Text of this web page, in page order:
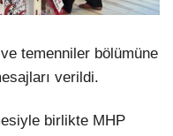
temenniler bölümüne
verildi.
birlikte MHP